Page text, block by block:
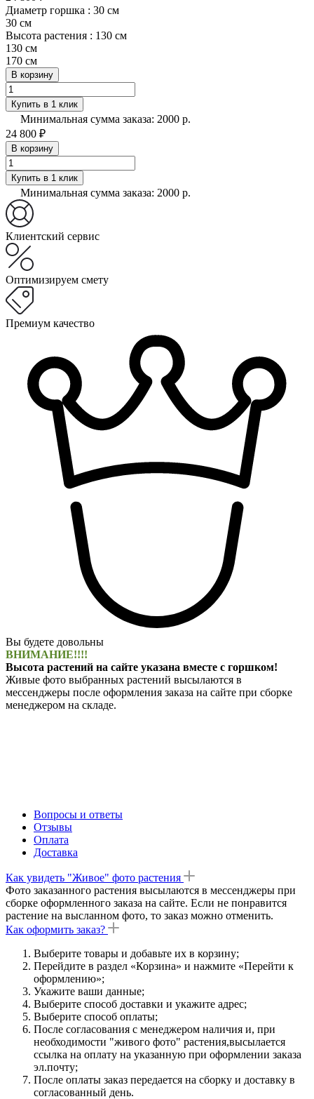
Диаметр горшка : 30 см
30 см
Высота растения : 130 см
130 см
170 см
В корзину
Купить в 1 клик
Минимальная сумма заказа: 2000 р.
24 800 ₽
В корзину
Купить в 1 клик
Минимальная сумма заказа: 2000 р.
Клиентский сервис
Оптимизируем смету
Премиум качество
Вы будете довольны
ВНИМАНИЕ!!!!
Высота растений на сайте указана вместе с горшком!
Живые фото выбранных растений высылаются в
мессенджеры после оформления заказа на сайте при сборке
менеджером на складе.
Вопросы и ответы
Отзывы
Оплата
Доставка
Как увидеть "Живое" фото растения
Фото заказанного растения высылаются в мессенджеры при
сборке оформленного заказа на сайте. Если не понравится
растение на высланном фото, то заказ можно отменить.
Как оформить заказ?
Выберите товары и добавьте их в корзину;
Перейдите в раздел «Корзина» и нажмите «Перейти к
оформлению»;
Укажите ваши данные;
Выберите способ доставки и укажите адрес;
Выберите способ оплаты;
После согласования с менеджером наличия и, при
необходимости "живого фото" растения,высылается
ссылка на оплату на указанную при оформлении заказа
эл.почту;
После оплаты заказ передается на сборку и доставку в
согласованный день.